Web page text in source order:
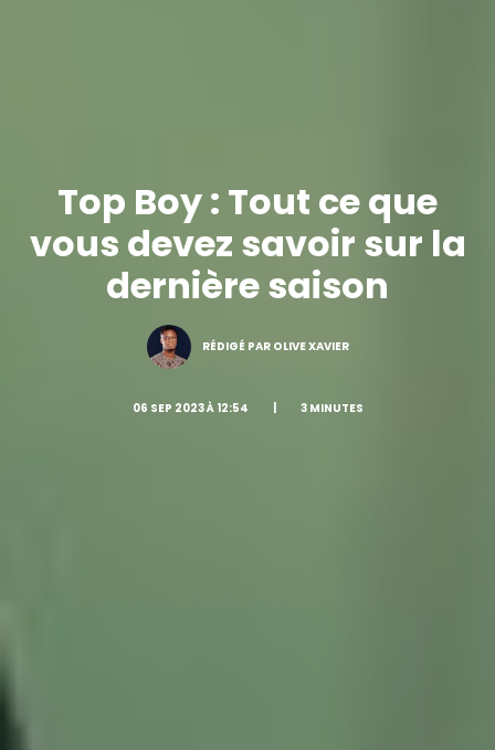
Top Boy : Tout ce que
vous devez savoir sur la
dernière saison
RÉDIGÉ PAR OLIVE XAVIER
06 SEP 2023 À 12:54 | 3 MINUTES